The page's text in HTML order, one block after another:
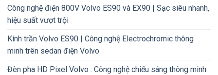
Công nghệ điện 800V Volvo ES90 và EX90 | Sạc siêu nhanh,
hiệu suất vượt trội
Kính trần Volvo ES90 | Công nghệ Electrochromic thông
minh trên sedan điện Volvo
Đèn pha HD Pixel Volvo : Công nghệ chiếu sáng thông minh